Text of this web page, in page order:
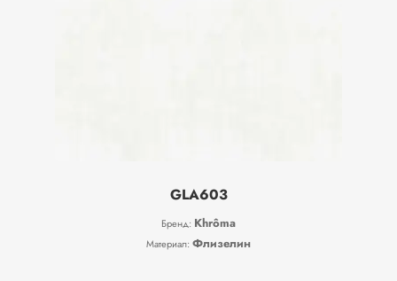
GLA603
Бренд: Khrôma
Материал: Флизелин